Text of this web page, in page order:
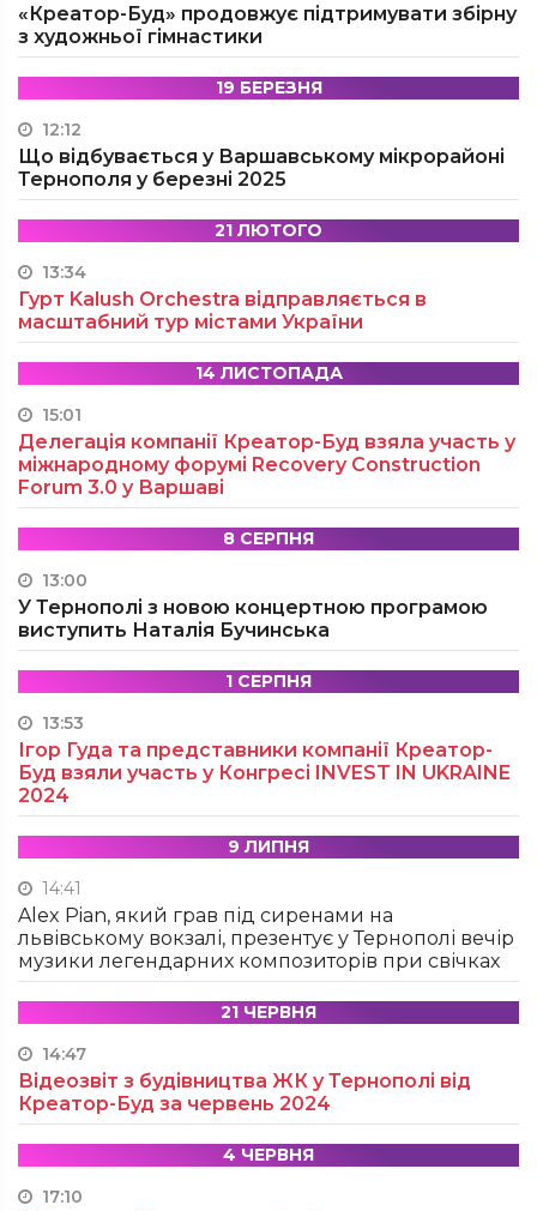
«Креатор-Буд» продовжує підтримувати збірну
з художньої гімнастики
19 БЕРЕЗНЯ
12:12
Що відбувається у Варшавському мікрорайоні
Тернополя у березні 2025
21 ЛЮТОГО
13:34
Гурт Kalush Orchestra відправляється в
масштабний тур містами України
14 ЛИСТОПАДА
15:01
Делегація компанії Креатор-Буд взяла участь у
міжнародному форумі Recovery Construction
Forum 3.0 у Варшаві
8 СЕРПНЯ
13:00
У Тернополі з новою концертною програмою
виступить Наталія Бучинська
1 СЕРПНЯ
13:53
Ігор Гуда та представники компанії Креатор-
Буд взяли участь у Конгресі INVEST IN UKRAINE
2024
9 ЛИПНЯ
14:41
Alex Pian, який грав під сиренами на
львівському вокзалі, презентує у Тернополі вечір
музики легендарних композиторів при свічках
21 ЧЕРВНЯ
14:47
Відеозвіт з будівництва ЖК у Тернополі від
Креатор-Буд за червень 2024
4 ЧЕРВНЯ
17:10